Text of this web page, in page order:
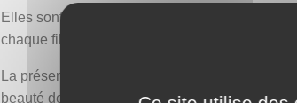
Elles sont gravés de longues branches et de
chaque fil tissé semble exprimer une harmonie
La présence des fleurs de cerisier ne fait que
beauté de l’existence humaine. Mais au-delà